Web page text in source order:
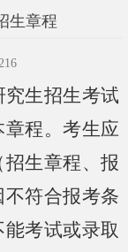
生章程
生招生考试
程。考生应
生章程、报
符合报考条
考试或录取